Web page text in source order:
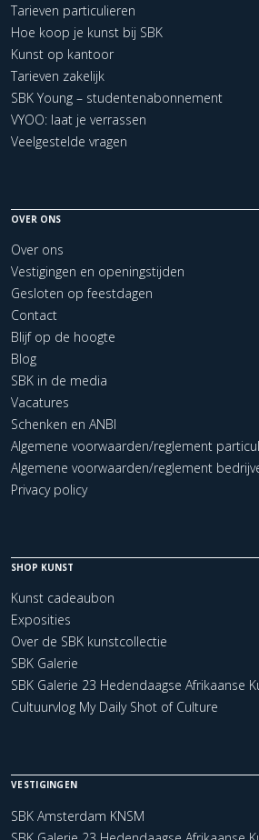
Tarieven particulieren
Hoe koop je kunst bij SBK
Kunst op kantoor
Tarieven zakelijk
SBK Young – studentenabonnement
VYOO: laat je verrassen
Veelgestelde vragen
OVER ONS
Over ons
Vestigingen en openingstijden
Gesloten op feestdagen
Contact
Blijf op de hoogte
Blog
SBK in de media
Vacatures
Schenken en ANBI
Algemene voorwaarden/reglement
Algemene voorwaarden/reglement
Privacy policy
SHOP KUNST
Kunst cadeaubon
Exposities
Over de SBK kunstcollectie
SBK Galerie
SBK Galerie 23 Hedendaagse Afrikaanse
Cultuurvlog My Daily Shot of Culture
VESTIGINGEN
SBK Amsterdam KNSM